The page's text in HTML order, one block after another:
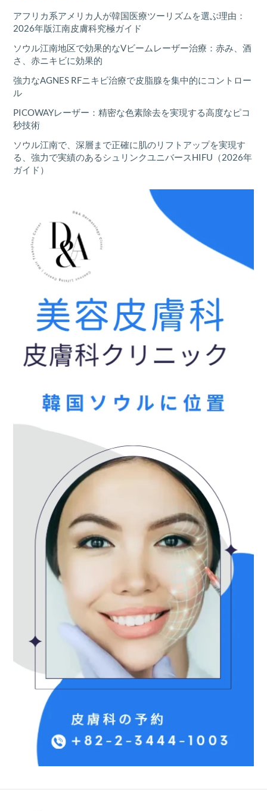
アフリカ系アメリカ人が韓国医療ツーリズムを選ぶ理由：
2026年版江南皮膚科究極ガイド
ソウル江南地区で効果的なVビームレーザー治療：赤み、酒
さ、赤ニキビに効果的
強力なAGNES RFニキビ治療で皮脂腺を集中的にコントロー
ル
PICOWAYレーザー：精密な色素除去を実現する高度なピコ
秒技術
ソウル江南で、深層まで正確に肌のリフトアップを実現す
る、強力で実績のあるシュリンクユニバースHIFU（2026年
ガイド）